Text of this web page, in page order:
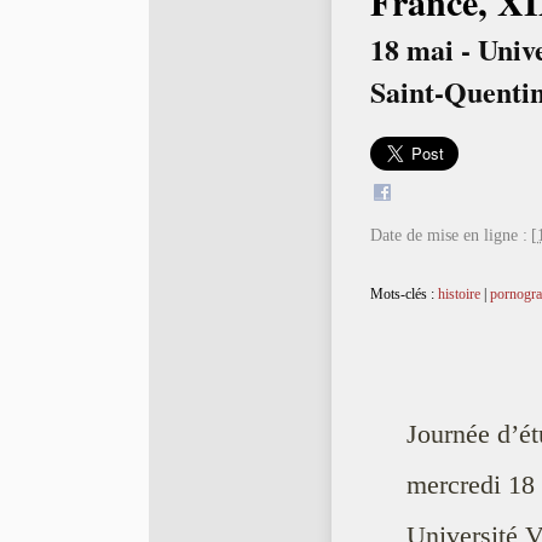
18 mai -
Saint-
Date de mise en ligne :
Mots-clés : histoire|
Journée
mercredi
Université